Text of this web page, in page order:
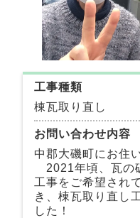
工事種類
棟瓦取り直し
お問い合わせ内容
中郡大磯町にお住
2021年頃、瓦の
工事をご希望され
き、棟瓦取り直し
した！